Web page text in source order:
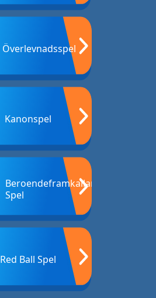
Överlevnadsspel
Kanonspel
Beroendeframkallande
Spel
Red Ball Spel